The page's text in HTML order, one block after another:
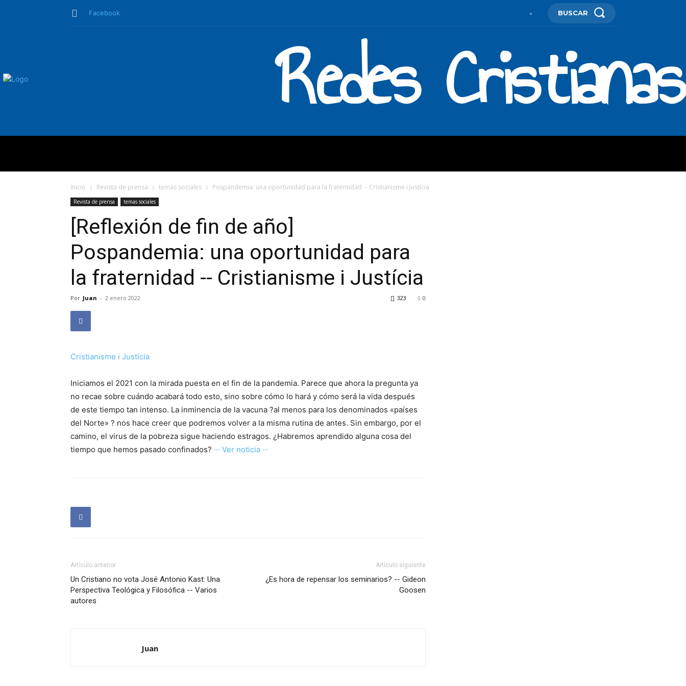
Facebook - BUSCAR
Redes Cristianas
Inicio Revista de prensa temas sociales Pospandemia: una oportunidad para la fraternidad -- Cristianisme i Justícia
Revista de prensa temas sociales
[Reflexión de fin de año]
Pospandemia: una oportunidad para
la fraternidad -- Cristianisme i Justícia
Por Juan - 2 enero 2022 0
323
Cristianisme i Justícia
Iniciamos el 2021 con la mirada puesta en el fin de la pandemia. Parece que ahora la pregunta ya
no recae sobre cuándo acabará todo esto, sino sobre cómo lo hará y cómo será la vida después
de este tiempo tan intenso. La inminencia de la vacuna ?al menos para los denominados «países
del Norte» ? nos hace creer que podremos volver a la misma rutina de antes. Sin embargo, por el
camino, el virus de la pobreza sigue haciendo estragos. ¿Habremos aprendido alguna cosa del
tiempo que hemos pasado confinados? ··· Ver noticia ···
Artículo anterior
Un Cristiano no vota José Antonio Kast: Una
Perspectiva Teológica y Filosófica -- Varios
autores
Artículo siguiente
¿Es hora de repensar los seminarios? -- Gideon
Goosen
Juan